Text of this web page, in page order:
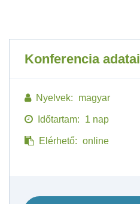
Konferencia adatai
Nyelvek: magyar
Időtartam: 1 nap
Elérhető: online